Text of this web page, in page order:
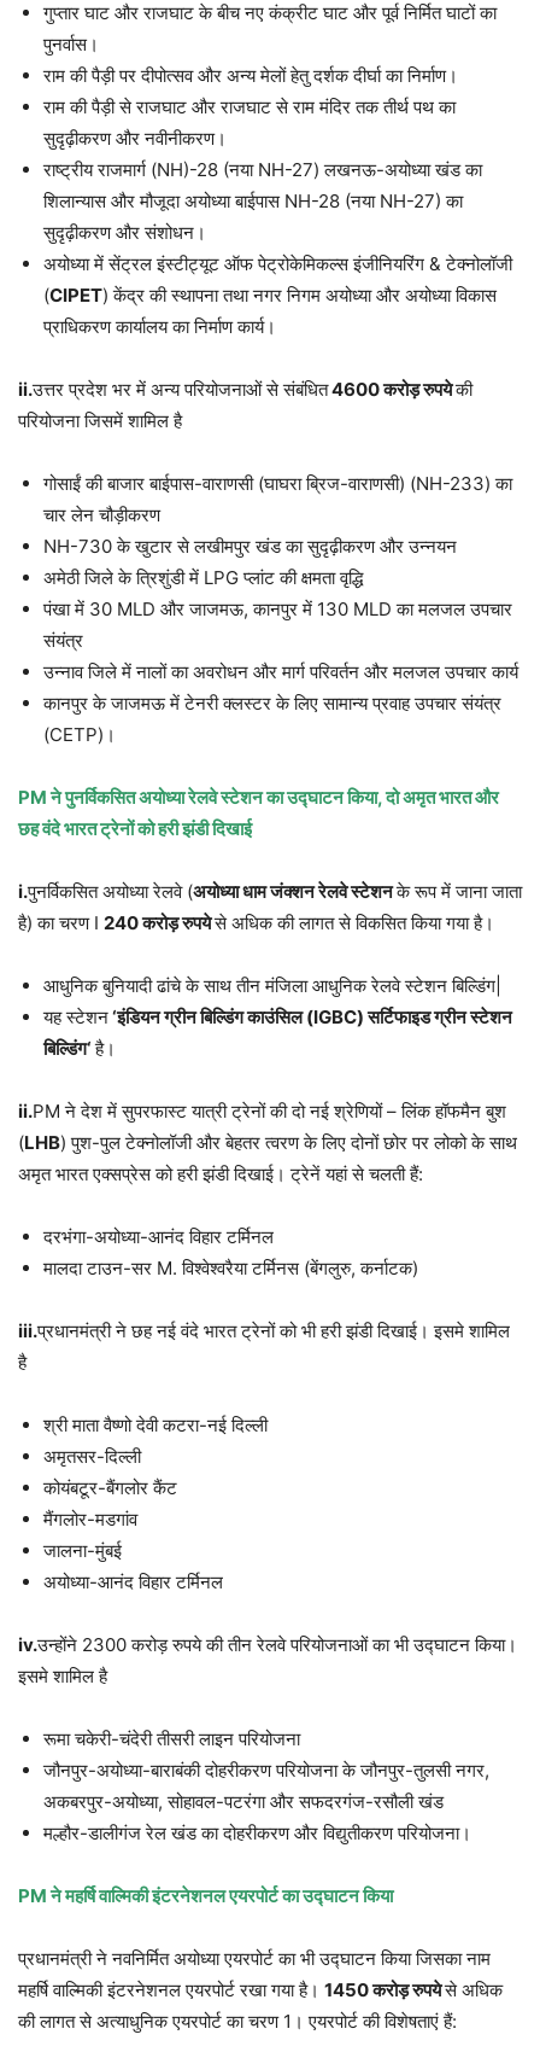
गुप्तार घाट और राजघाट के बीच नए कंक्रीट घाट और पूर्व निर्मित घाटों का
पुनर्वास।
राम की पैड़ी पर दीपोत्सव और अन्य मेलों हेतु दर्शक दीर्घा का निर्माण।
राम की पैड़ी से राजघाट और राजघाट से राम मंदिर तक तीर्थ पथ का
सुदृढ़ीकरण और नवीनीकरण।
राष्ट्रीय राजमार्ग (NH)-28 (नया NH-27) लखनऊ-अयोध्या खंड का
शिलान्यास और मौजूदा अयोध्या बाईपास NH-28 (नया NH-27) का
सुदृढ़ीकरण और संशोधन।
अयोध्या में सेंट्रल इंस्टीट्यूट ऑफ पेट्रोकेमिकल्स इंजीनियरिंग & टेक्नोलॉजी
(CIPET) केंद्र की स्थापना तथा नगर निगम अयोध्या और अयोध्या विकास
प्राधिकरण कार्यालय का निर्माण कार्य।
ii.उत्तर प्रदेश भर में अन्य परियोजनाओं से संबंधित4600करोड़ रुपयेकी
परियोजना जिसमें शामिल है
गोसाईं की बाजार बाईपास-वाराणसी (घाघरा ब्रिज-वाराणसी) (NH-233) का
चार लेन चौड़ीकरण
NH-730 के खुटार से लखीमपुर खंड का सुदृढ़ीकरण और उन्नयन
अमेठी जिले के त्रिशुंडी में LPG प्लांट की क्षमता वृद्धि
पंखा में 30 MLD और जाजमऊ, कानपुर में 130 MLD का मलजल उपचार
संयंत्र
उन्नाव जिले में नालों का अवरोधन और मार्ग परिवर्तन और मलजल उपचार कार्य
कानपुर के जाजमऊ में टेनरी क्लस्टर के लिए सामान्य प्रवाह उपचार संयंत्र
(CETP)।
PMने पुनर्विकसित अयोध्या रेलवे स्टेशन का उद्घाटन किया,दो अमृत भारत और
छह वंदे भारत ट्रेनों को हरी झंडी दिखाई
i.पुनर्विकसित अयोध्या रेलवे (अयोध्या धाम जंक्शन रेलवे स्टेशनके रूप में जाना जाता
है) का चरण I 240करोड़ रुपयेसे अधिक की लागत से विकसित किया गया है।
आधुनिक बुनियादी ढांचे के साथ तीन मंजिला आधुनिक रेलवे स्टेशन बिल्डिंग|
यह स्टेशन‘इंडियन ग्रीन बिल्डिंग काउंसिल (IGBC)सर्टिफाइड ग्रीन स्टेशन
बिल्डिंग‘है।
ii.PM ने देश में सुपरफास्ट यात्री ट्रेनों की दो नई श्रेणियों – लिंक हॉफमैन बुश
(LHB) पुश-पुल टेक्नोलॉजी और बेहतर त्वरण के लिए दोनों छोर पर लोको के साथ
अमृत भारत एक्सप्रेस को हरी झंडी दिखाई। ट्रेनें यहां से चलती हैं:
दरभंगा-अयोध्या-आनंद विहार टर्मिनल
मालदा टाउन-सर M. विश्वेश्वरैया टर्मिनस (बेंगलुरु, कर्नाटक)
iii.प्रधानमंत्री ने छह नई वंदे भारत ट्रेनों को भी हरी झंडी दिखाई। इसमे शामिल
है
श्री माता वैष्णो देवी कटरा-नई दिल्ली
अमृतसर-दिल्ली
कोयंबटूर-बैंगलोर कैंट
मैंगलोर-मडगांव
जालना-मुंबई
अयोध्या-आनंद विहार टर्मिनल
iv.उन्होंने 2300 करोड़ रुपये की तीन रेलवे परियोजनाओं का भी उद्घाटन किया।
इसमे शामिल है
रूमा चकेरी-चंदेरी तीसरी लाइन परियोजना
जौनपुर-अयोध्या-बाराबंकी दोहरीकरण परियोजना के जौनपुर-तुलसी नगर,
अकबरपुर-अयोध्या, सोहावल-पटरंगा और सफदरगंज-रसौली खंड
मल्हौर-डालीगंज रेल खंड का दोहरीकरण और विद्युतीकरण परियोजना।
PMने महर्षि वाल्मिकी इंटरनेशनल एयरपोर्ट का उद्घाटन किया
प्रधानमंत्री ने नवनिर्मित अयोध्या एयरपोर्ट का भी उद्घाटन किया जिसका नाम
महर्षि वाल्मिकी इंटरनेशनल एयरपोर्ट रखा गया है। 1450करोड़ रुपयेसे अधिक
की लागत से अत्याधुनिक एयरपोर्ट का चरण 1। एयरपोर्ट की विशेषताएं हैं: